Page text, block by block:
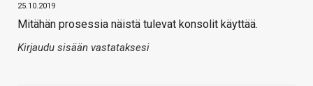
25.10.2019
Mitähän prosessia näistä tulevat konsolit käyttää.
Kirjaudu sisään vastataksesi